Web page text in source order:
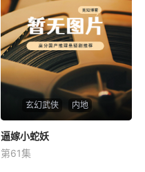
玄幻武侠 内地
逼嫁小蛇妖
未知
逼嫁小蛇妖
第61集